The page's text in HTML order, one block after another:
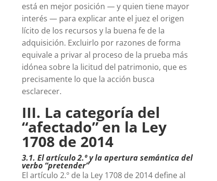
está en mejor posición — y quien tiene mayor
interés — para explicar ante el juez el origen
lícito de los recursos y la buena fe de la
adquisición. Excluirlo por razones de forma
equivale a privar al proceso de la prueba más
idónea sobre la licitud del patrimonio, que es
precisamente lo que la acción busca
esclarecer.
III. La categoría del
“afectado” en la Ley
1708 de 2014
3.1. El artículo 2.º y la apertura semántica del
verbo “pretender”
El artículo 2.º de la Ley 1708 de 2014 define al